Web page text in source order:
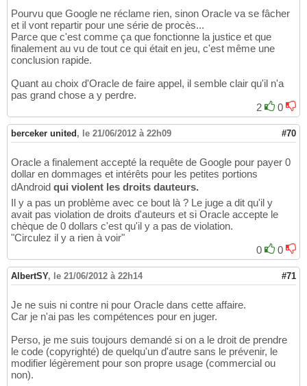
Pourvu que Google ne réclame rien, sinon Oracle va se fâcher
et il vont repartir pour une série de procès...
Parce que c'est comme ça que fonctionne la justice et que
finalement au vu de tout ce qui était en jeu, c'est même une
conclusion rapide.
Quant au choix d'Oracle de faire appel, il semble clair qu'il n'a
pas grand chose a y perdre.
2
0
berceker united, le 21/06/2012 à 22h09 #70
Oracle a finalement accepté la requête de Google pour payer 0
dollar en dommages et intérêts pour les petites portions
dAndroid qui violent les droits dauteurs.
Il y a pas un problème avec ce bout là ? Le juge a dit qu'il y
avait pas violation de droits d'auteurs et si Oracle accepte le
chèque de 0 dollars c'est qu'il y a pas de violation.
"Circulez il y a rien à voir"
0
0
AlbertSY, le 21/06/2012 à 22h14 #71
Je ne suis ni contre ni pour Oracle dans cette affaire.
Car je n'ai pas les compétences pour en juger.
Perso, je me suis toujours demandé si on a le droit de prendre
le code (copyrighté) de quelqu'un d'autre sans le prévenir, le
modifier légèrement pour son propre usage (commercial ou
non).